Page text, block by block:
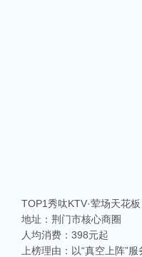
TOP1秀呔KTV·荤场天花板
地址：荆门市核心商圈
人均消费：398元起
上榜理由：以“真空上阵”